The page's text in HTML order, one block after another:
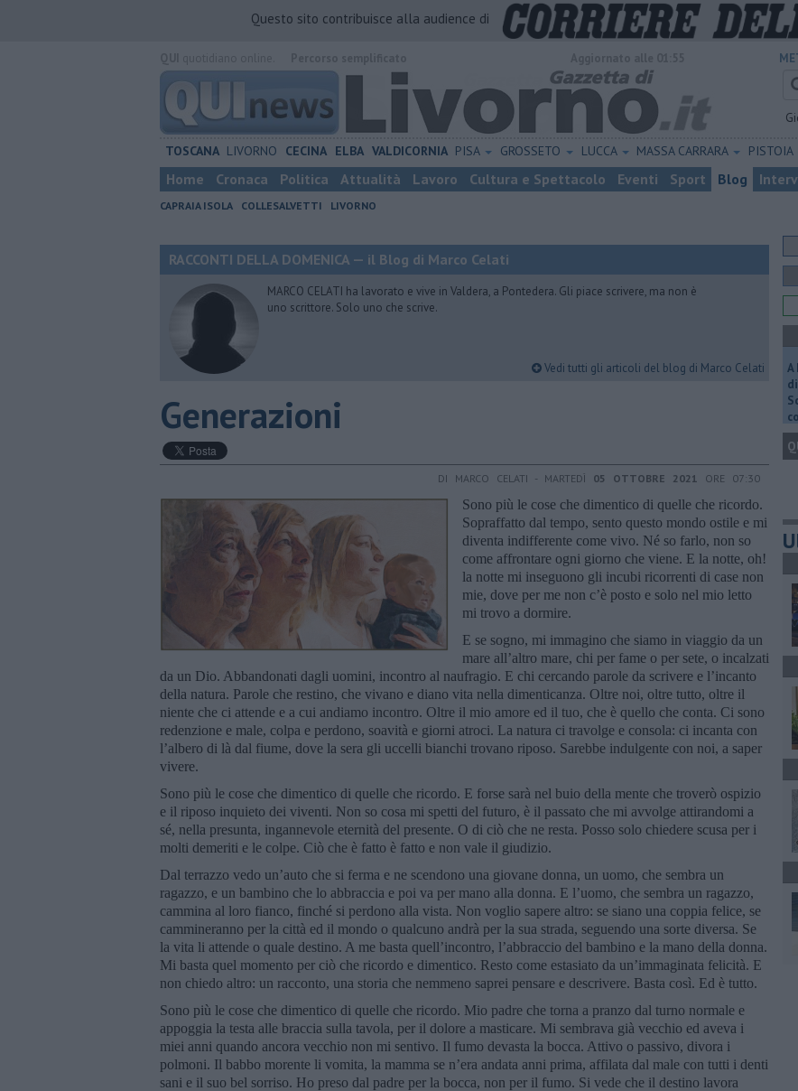
Questo sito contribuisce alla audience di
TOSCANA LIVORNO CECINA ELBA VALDICORNIA PISA GROSSETO LUCCA MASSA CARRARA PISTOIA
Home Cronaca Politica Attualità Lavoro Cultura e Spettacolo Eventi Sport Blog
CAPRAIA ISOLA COLLESALVETTI LIVORNO
RACCONTI DELLA DOMENICA — il Blog di Marco Celati
MARCO CELATI ha lavorato e vive in Valdera, a Pontedera. Gli piace scrivere, ma non è
uno scrittore. Solo uno che scrive.
Vedi tutti gli articoli del blog di Marco Celati
Generazioni
DI MARCO CELATI - MARTEDÌ 05 OTTOBRE 2021 ORE 07:30
Sono più le cose che dimentico di quelle che ricordo.
Sopraffatto dal tempo, sento questo mondo ostile e mi
diventa indifferente come vivo. Né so farlo, non so
come affrontare ogni giorno che viene. E la notte, oh!
la notte mi inseguono gli incubi ricorrenti di case non
mie, dove per me non c’è posto e solo nel mio letto
mi trovo a dormire.
E se sogno, mi immagino che siamo in viaggio da un
mare all’altro mare, chi per fame o per sete, o incalzati
da un Dio. Abbandonati dagli uomini, incontro al naufragio. E chi cercando parole da scrivere e l’incanto
della natura. Parole che restino, che vivano e diano vita nella dimenticanza. Oltre noi, oltre tutto, oltre il
niente che ci attende e a cui andiamo incontro. Oltre il mio amore ed il tuo, che è quello che conta. Ci sono
redenzione e male, colpa e perdono, soavità e giorni atroci. La natura ci travolge e consola: ci incanta con
l’albero di là dal fiume, dove la sera gli uccelli bianchi trovano riposo. Sarebbe indulgente con noi, a saper
vivere.
Sono più le cose che dimentico di quelle che ricordo. E forse sarà nel buio della mente che troverò ospizio
e il riposo inquieto dei viventi. Non so cosa mi spetti del futuro, è il passato che mi avvolge attirandomi a
sé, nella presunta, ingannevole eternità del presente. O di ciò che ne resta. Posso solo chiedere scusa per i
molti demeriti e le colpe. Ciò che è fatto è fatto e non vale il giudizio.
Dal terrazzo vedo un’auto che si ferma e ne scendono una giovane donna, un uomo, che sembra un
ragazzo, e un bambino che lo abbraccia e poi va per mano alla donna. E l’uomo, che sembra un ragazzo,
cammina al loro fianco, finché si perdono alla vista. Non voglio sapere altro: se siano una coppia felice, se
cammineranno per la città ed il mondo o qualcuno andrà per la sua strada, seguendo una sorte diversa. Se
la vita li attende o quale destino. A me basta quell’incontro, l’abbraccio del bambino e la mano della donna.
Mi basta quel momento per ciò che ricordo e dimentico. Resto come estasiato da un’immaginata felicità. E
non chiedo altro: un racconto, una storia che nemmeno saprei pensare e descrivere. Basta così. Ed è tutto.
Sono più le cose che dimentico di quelle che ricordo. Mio padre che torna a pranzo dal turno normale e
appoggia la testa alle braccia sulla tavola, per il dolore a masticare. Mi sembrava già vecchio ed aveva i
miei anni quando ancora vecchio non mi sentivo. Il fumo devasta la bocca. Attivo o passivo, divora i
polmoni. Il babbo morente li vomita, la mamma se n’era andata anni prima, affilata dal male con tutti i denti
sani e il suo bel sorriso. Ho preso dal padre per la bocca, non per il fumo. Si vede che il destino lavora
A